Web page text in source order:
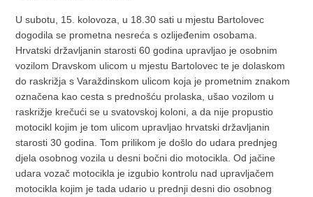
U subotu, 15. kolovoza, u 18.30 sati u mjestu Bartolovec
dogodila se prometna nesreća s ozlijeđenim osobama.
Hrvatski državljanin starosti 60 godina upravljao je osobnim
vozilom Dravskom ulicom u mjestu Bartolovec te je dolaskom
do raskrižja s Varaždinskom ulicom koja je prometnim znakom
označena kao cesta s prednošću prolaska, ušao vozilom u
raskrižje krečući se u svatovskoj koloni, a da nije propustio
motocikl kojim je tom ulicom upravljao hrvatski državljanin
starosti 30 godina. Tom prilikom je došlo do udara prednjeg
djela osobnog vozila u desni bočni dio motocikla. Od jačine
udara vozač motocikla je izgubio kontrolu nad upravljačem
motocikla kojim je tada udario u prednji desni dio osobnog